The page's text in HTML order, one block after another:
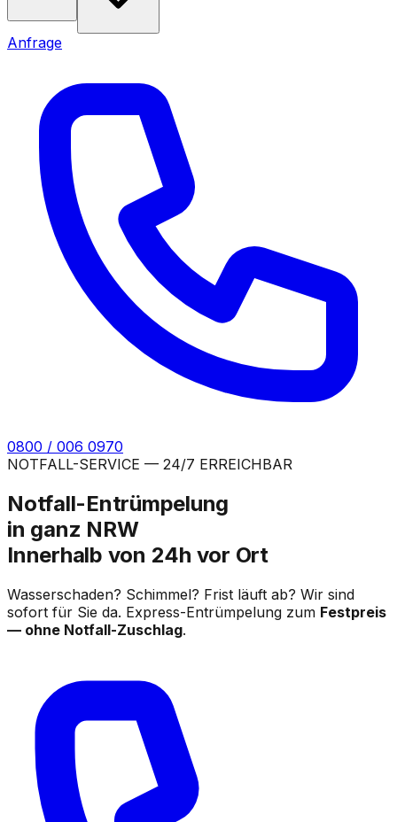
Anfrage
0800 / 006 0970
NOTFALL-SERVICE — 24/7 ERREICHBAR
Notfall-Entrümpelung
in ganz NRW
Innerhalb von 24h vor Ort
Wasserschaden? Schimmel? Frist läuft ab? Wir sind
sofort für Sie da. Express-Entrümpelung zum Festpreis
— ohne Notfall-Zuschlag.